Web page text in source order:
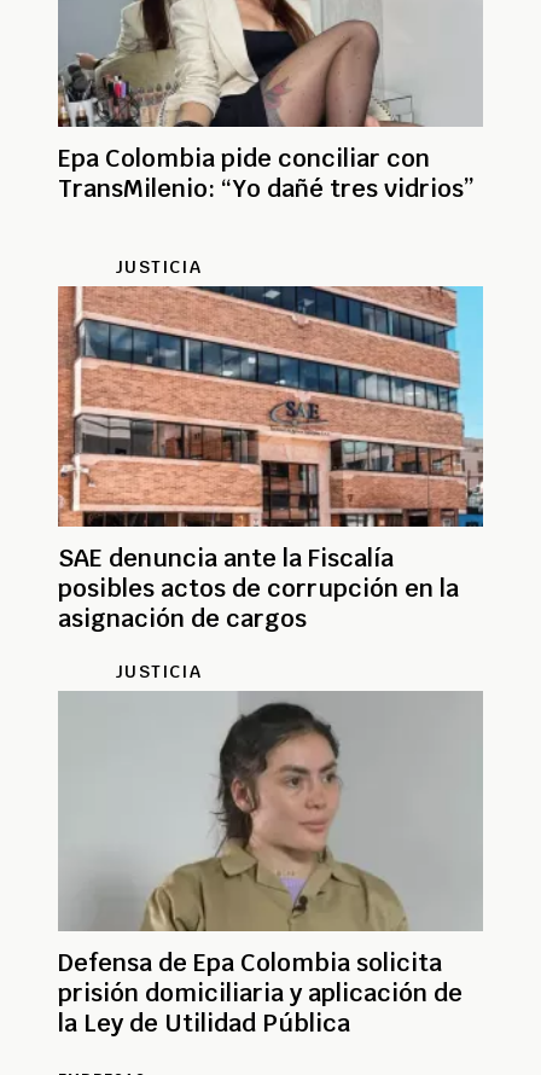
Epa Colombia pide conciliar con
TransMilenio: “Yo dañé tres vidrios”
JUSTICIA
SAE denuncia ante la Fiscalía
posibles actos de corrupción en la
asignación de cargos
JUSTICIA
Defensa de Epa Colombia solicita
prisión domiciliaria y aplicación de
la Ley de Utilidad Pública